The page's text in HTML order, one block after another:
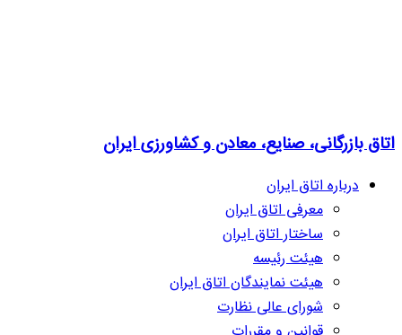
اتاق بازرگانی، صنایع، معادن و کشاورزی ایران
درباره اتاق ایران
معرفی اتاق ایران
ساختار اتاق ایران
هیئت رئیسه
هیئت نمایندگان اتاق ایران
شورای عالی نظارت